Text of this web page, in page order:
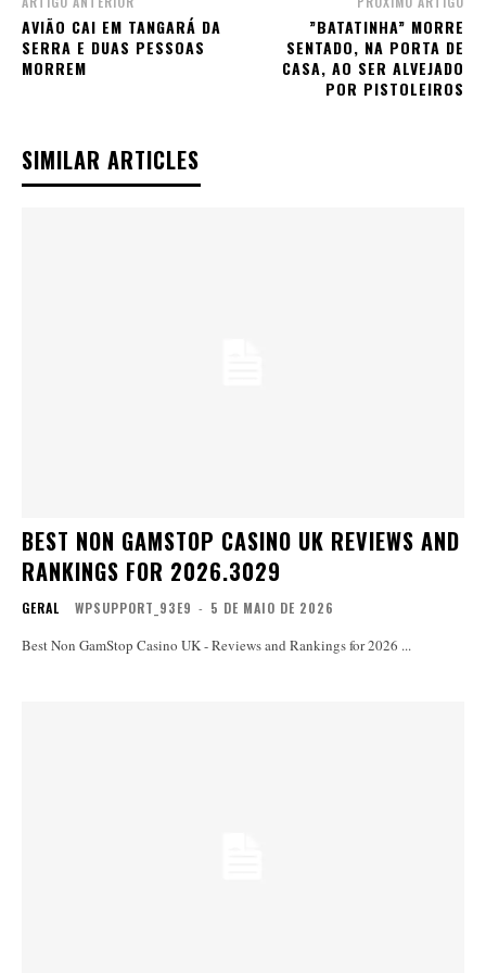
AVIÃO CAI EM TANGARÁ DA
SERRA E DUAS PESSOAS
MORREM
”BATATINHA” MORRE
SENTADO, NA PORTA DE
CASA, AO SER ALVEJADO
POR PISTOLEIROS
SIMILAR ARTICLES
BEST NON GAMSTOP CASINO UK REVIEWS AND
RANKINGS FOR 2026.3029
GERAL WPSUPPORT_93E9 - 5 DE MAIO DE 2026
Best Non GamStop Casino UK - Reviews and Rankings for 2026 ...